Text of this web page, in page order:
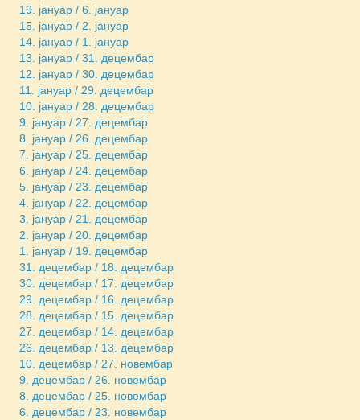
19. јануар / 6. јануар
15. јануар / 2. јануар
14. јануар / 1. јануар
13. јануар / 31. децембар
12. јануар / 30. децембар
11. јануар / 29. децембар
10. јануар / 28. децембар
9. јануар / 27. децембар
8. јануар / 26. децембар
7. јануар / 25. децембар
6. јануар / 24. децембар
5. јануар / 23. децембар
4. јануар / 22. децембар
3. јануар / 21. децембар
2. јануар / 20. децембар
1. јануар / 19. децембар
31. децембар / 18. децембар
30. децембар / 17. децембар
29. децембар / 16. децембар
28. децембар / 15. децембар
27. децембар / 14. децембар
26. децембар / 13. децембар
10. децембар / 27. новембар
9. децембар / 26. новембар
8. децембар / 25. новембар
6. децембар / 23. новембар